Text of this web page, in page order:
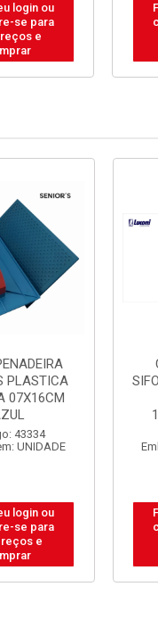
login ou
se para
e
PLASTICA
07X16CM
43334
UNIDADE
login ou
se para
e